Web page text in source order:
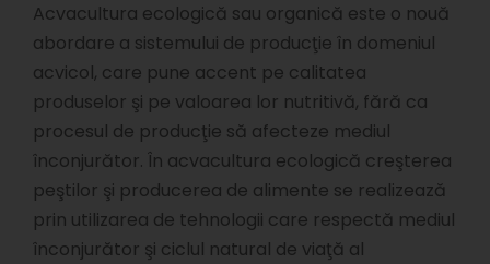
Acvacultura ecologică sau organică este o nouă
abordare a sistemului de producţie în domeniul
acvicol, care pune accent pe calitatea
produselor şi pe valoarea lor nutritivă, fără ca
procesul de producţie să afecteze mediul
înconjurător. În acvacultura ecologică creşterea
peştilor şi producerea de alimente se realizează
prin utilizarea de tehnologii care respectă mediul
înconjurător şi ciclul natural de viaţă al